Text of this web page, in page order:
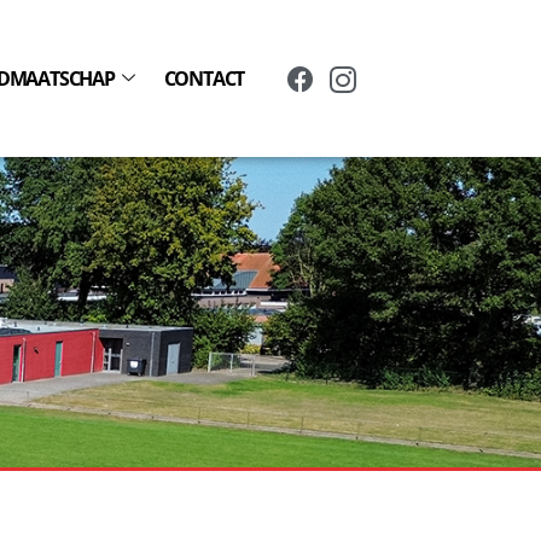
CONTACT